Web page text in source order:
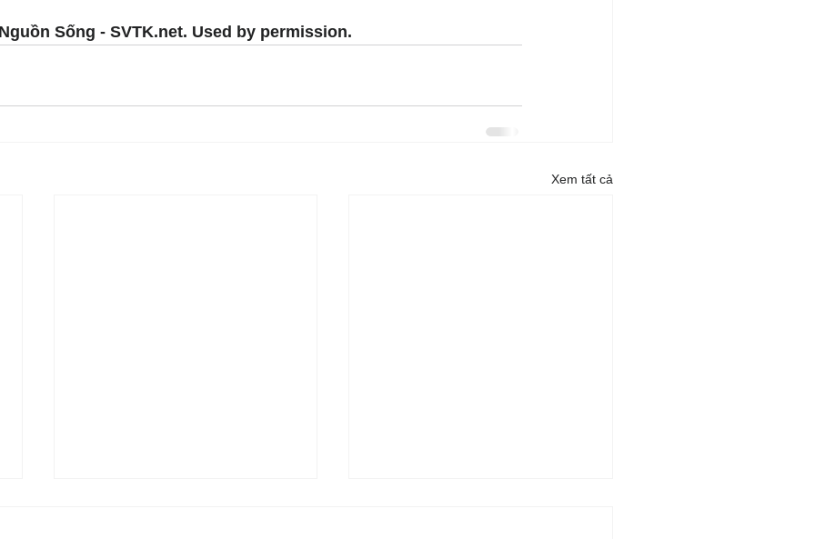
Sống - SVTK.net. Used by permission.
Xem tất cả